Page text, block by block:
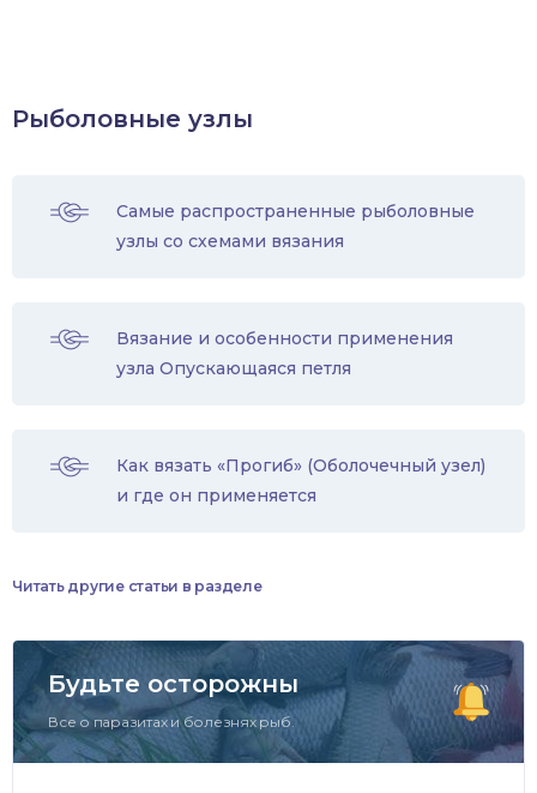
Рыболовные узлы
Самые распространенные рыболовные
узлы со схемами вязания
Вязание и особенности применения
узла Опускающаяся петля
Как вязать «Прогиб» (Оболочечный узел)
и где он применяется
Читать другие статьи в разделе
Будьте осторожны
Все о паразитах и болезнях рыб.